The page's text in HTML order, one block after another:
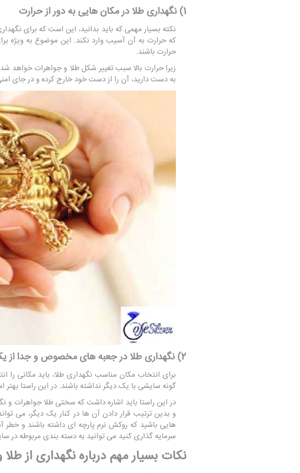
1) نگهداری طلا در مکان هایی به دور از حرارت
نکته بسیار مهمی که باید بدانید، این است که برای
که حرارت به آن آسیب وارد نکند. این موضوع به ‌ویژه
حرارت باشند.
زیرا حرارت بالا سبب تغییر شکل طلا و جواهرات خواهد
به دست دارید، آن‌ را از دست خود خارج کرده و در جای
2) نگهداری طلا در جعبه های مخصوص و جدا از یک دیگر
برای انتخاب مکان مناسب نگهداری طلا، باید مکانی را
گونه سایشی با یک دیگر نداشته باشند. در این راستا
در این راستا باید اشاره داشت که سختی طلا جواهرات و
و بدین ترتیب قرار دادن آن ها در کنار یک دیگر، می
هایی باشید که روکش نرم پارچه ‌ای داشته باشند و
سرمایه گذاری کنید می توانید به دسته بندی مربوطه در
نکات بسیار مهم درباره نگهداری از